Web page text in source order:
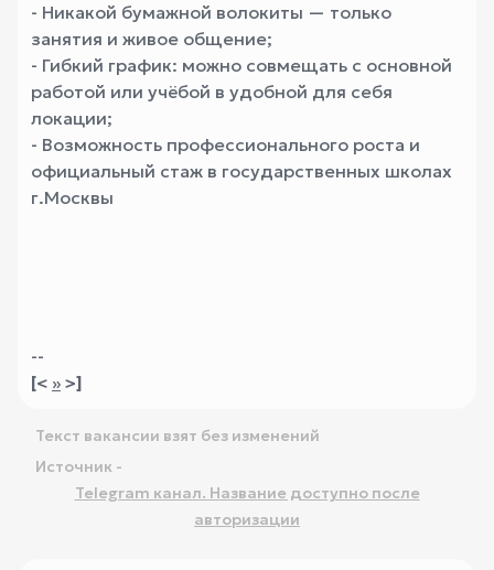
- Никакой бумажной волокиты — только
занятия и живое общение;
- Гибкий график: можно совмещать с основной
работой или учёбой в удобной для себя
локации;
- Возможность профессионального роста и
официальный стаж в государственных школах
г.Москвы
--
[< » >]
Текст вакансии взят без изменений
Источник -
Telegram канал. Название доступно после
авторизации